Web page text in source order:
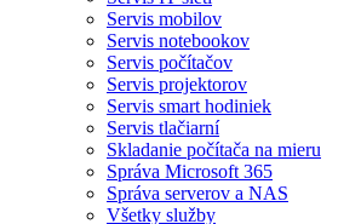
Servis mobilov
Servis notebookov
Servis počítačov
Servis projektorov
Servis smart hodiniek
Servis tlačiarní
Skladanie počítača na mieru
Správa Microsoft 365
Správa serverov a NAS
Všetky služby